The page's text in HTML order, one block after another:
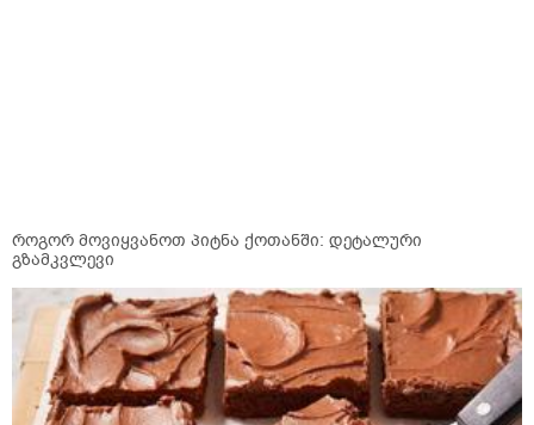
როგორ მოვიყვანოთ პიტნა ქოთანში: დეტალური
გზამკვლევი